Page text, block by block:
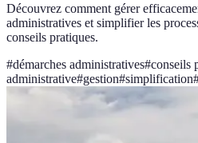
Découvrez comment gérer
administratives et simplifier les
conseils pratiques.
#démarches administratives#conseils
administrative#gestion#simplification